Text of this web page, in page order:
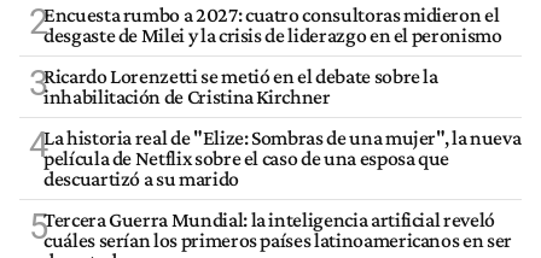
2Encuesta rumbo a 2027: cuatro consultoras midieron el
desgaste de Milei y la crisis de liderazgo en el peronismo
3Ricardo Lorenzetti se metió en el debate sobre la
inhabilitación de Cristina Kirchner
4La historia real de "Elize: Sombras de una mujer", la nueva
película de Netflix sobre el caso de una esposa que
descuartizó a su marido
5Tercera Guerra Mundial: la inteligencia artificial reveló
cuáles serían los primeros países latinoamericanos en ser